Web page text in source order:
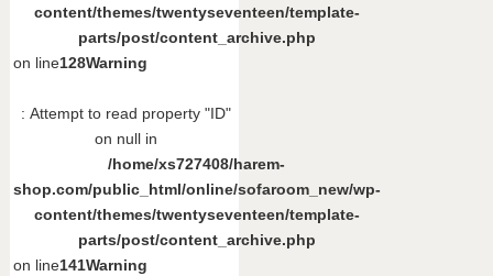
content/themes/twentyseventeen/template-
parts/post/content_archive.php
on line128Warning
: Attempt to read property "ID"
on null in
/home/xs727408/harem-
shop.com/public_html/online/sofaroom_new/wp-
content/themes/twentyseventeen/template-
parts/post/content_archive.php
on line141Warning